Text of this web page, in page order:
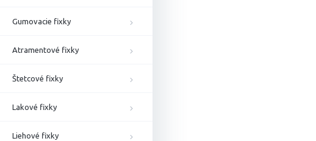
Gumovacie fixky
Atramentové fixky
Štetcové fixky
Lakové fixky
Liehové fixky